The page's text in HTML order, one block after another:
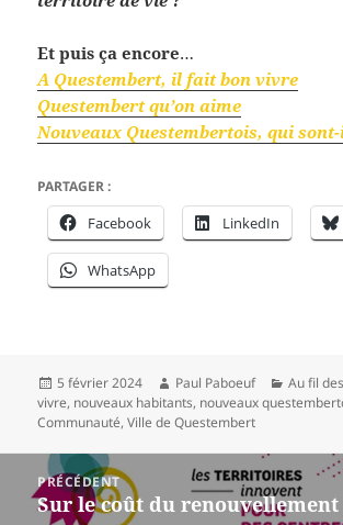
Et puis ça encore…
A Questembert, il fait bon vivre
Questembert qu’on aime
Nouveaux Questembertois, qui
PARTAGER :
Facebook LinkedIn
WhatsApp
Publié
le
5 février 2024 Auteur
Paul Paboeuf Au fil
vivre, nouveaux habitants, nouveaux
Communauté,Ville de Questembert
Navigation
l’article
PRÉCÉDENT
Article
Sur le coût du